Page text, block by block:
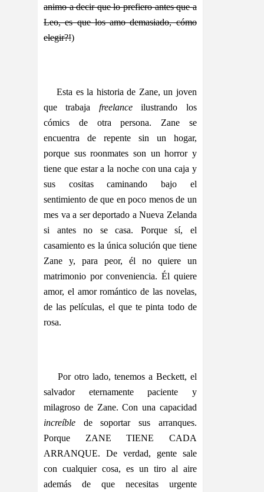
animo a decir que lo prefiero antes que a
Leo, es que los amo demasiado, cómo
elegir?!)
Esta es la historia de Zane, un joven
que trabaja freelanceilustrando los
cómics de otra persona. Zane se
encuentra de repente sin un hogar,
porque sus roonmates son un horror y
tiene que estar a la noche con una caja y
sus cositas caminando bajo el
sentimiento de que en poco menos de un
mes va a ser deportado a Nueva Zelanda
si antes no se casa. Porque sí, el
casamiento es la única solución que tiene
Zane y, para peor, él no quiere un
matrimonio por conveniencia. Él quiere
amor, el amor romántico de las novelas,
de las películas, el que te pinta todo de
rosa.
Por otro lado, tenemos a Beckett, el
salvador eternamente paciente y
milagroso de Zane. Con una capacidad
increíble de soportar sus arranques.
Porque ZANE TIENE CADA
ARRANQUE. De verdad, gente sale
con cualquier cosa, es un tiro al aire
además de que necesitas urgente